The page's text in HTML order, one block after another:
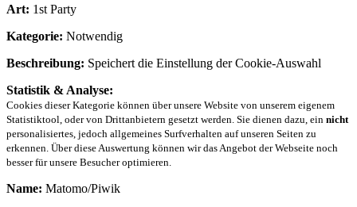
Art: 1st Party
Kategorie: Notwendig
Beschreibung: Speichert die Einstellung der Cookie-Auswahl
Statistik & Analyse:
Cookies dieser Kategorie können über unsere Website von unserem eigenem
Statistiktool, oder von Drittanbietern gesetzt werden. Sie dienen dazu, ein nicht
personalisiertes, jedoch allgemeines Surfverhalten auf unseren Seiten zu
erkennen. Über diese Auswertung können wir das Angebot der Webseite noch
besser für unsere Besucher optimieren.
Name: Matomo/Piwik